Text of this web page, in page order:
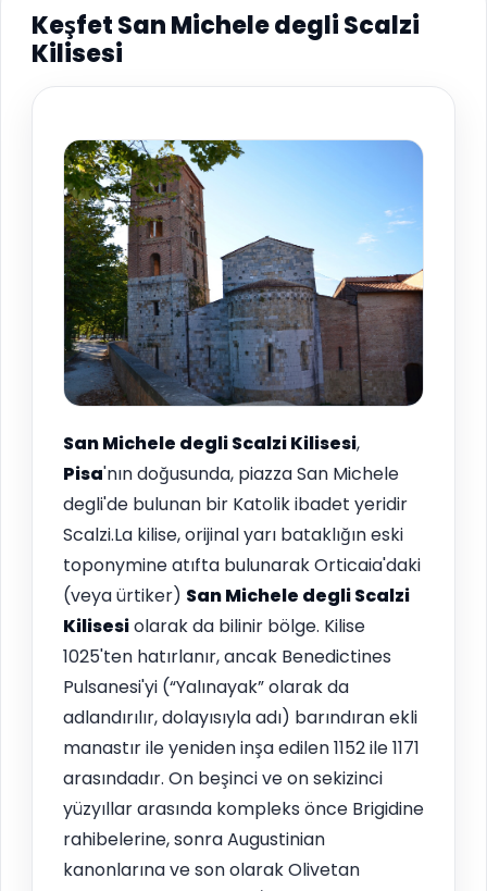
Keşfet San Michele degli Scalzi
Kilisesi
San Michele degli Scalzi Kilisesi,
Pisa'nın doğusunda, piazza San Michele
degli'de bulunan bir Katolik ibadet yeridir
Scalzi.La kilise, orijinal yarı bataklığın eski
toponymine atıfta bulunarak Orticaia'daki
(veya ürtiker) San Michele degli Scalzi
Kilisesiolarak da bilinir bölge. Kilise
1025'ten hatırlanır, ancak Benedictines
Pulsanesi'yi (“Yalınayak” olarak da
adlandırılır, dolayısıyla adı) barındıran ekli
manastır ile yeniden inşa edilen 1152 ile 1171
arasındadır. On beşinci ve on sekizinci
yüzyıllar arasında kompleks önce Brigidine
rahibelerine, sonra Augustinian
kanonlarına ve son olarak Olivetan